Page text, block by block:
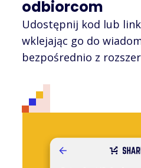
odbiorcom
Udostępnij kod lub
wklejając go do
bezpośrednio z